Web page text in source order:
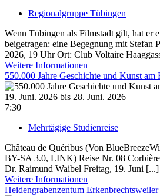
Regionalgruppe Tübingen
Wenn Tübingen als Filmstadt gilt, hat er
beigetragen: eine Begegnung mit Stefan
2026, 19 Uhr Ort: Club Voltaire
Weitere Informationen
550.000 Jahre Geschichte und Kunst am
19. Juni. 2026 bis 28. Juni. 2026
7:30
Mehrtägige Studienreise
Château de Quéribus (Von
BY-SA 3.0, LINK) Reise Nr. 08
Dr. Raimund Waibel Freitag, 19. Juni [...]
Weitere Informationen
Heidengrabenzentum Erkenbrechtsweiler